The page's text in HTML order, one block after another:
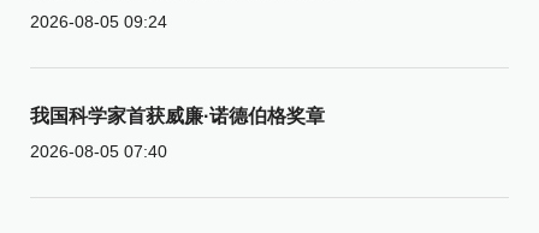
2026-08-05 09:24
我国科学家首获威廉·诺德伯格奖章
2026-08-05 07:40